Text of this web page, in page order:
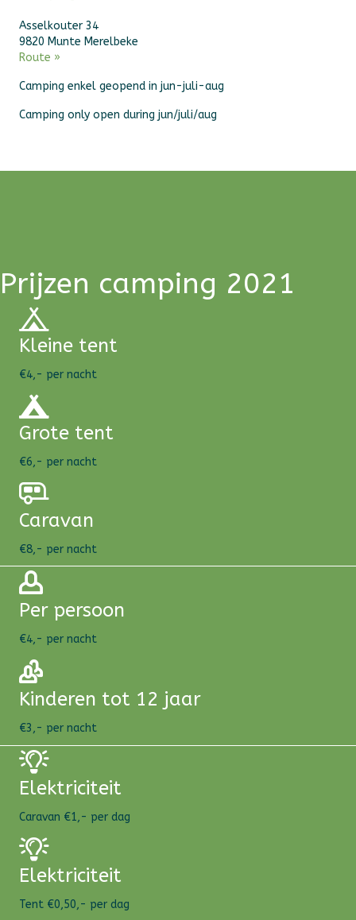
Asselkouter 34
9820 Munte Merelbeke
Route »
Camping enkel geopend in jun-juli-aug
Camping only open during jun/juli/aug
Prijzen camping 2021
Kleine tent
€4,- per nacht
Grote tent
€6,- per nacht
Caravan
€8,- per nacht
Per persoon
€4,- per nacht
Kinderen tot 12 jaar
€3,- per nacht
Elektriciteit
Caravan €1,- per dag
Elektriciteit
Tent €0,50,- per dag